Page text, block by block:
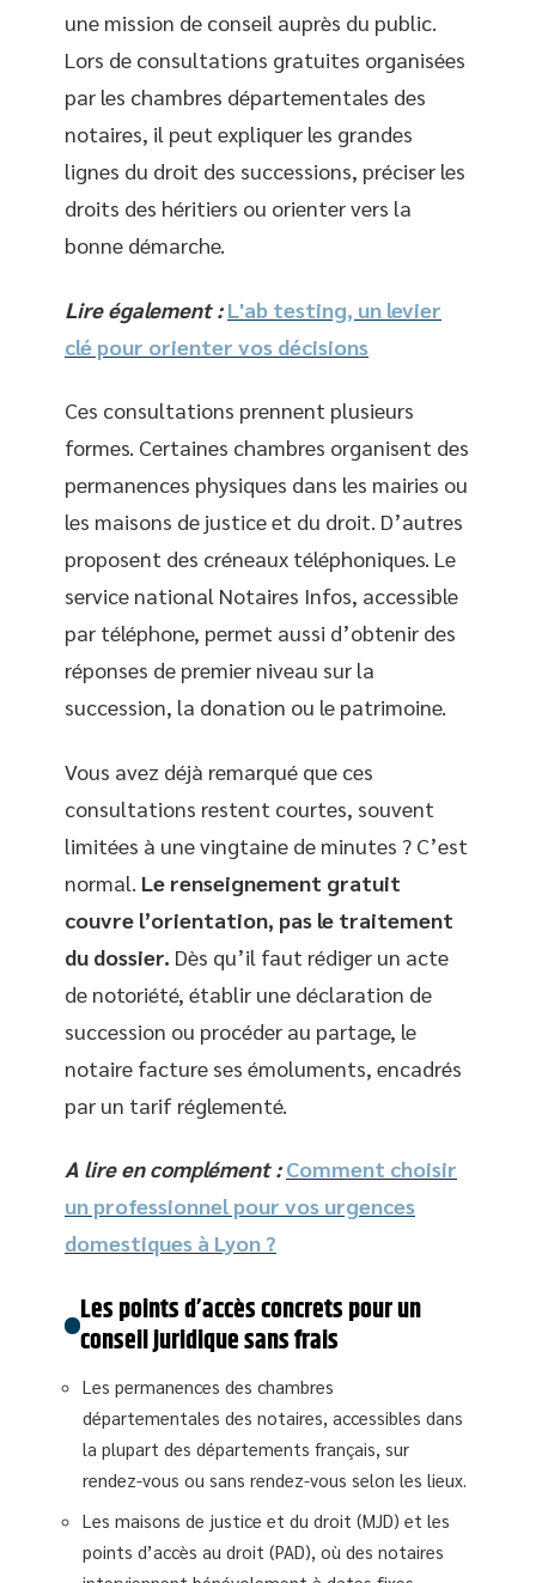
une mission de conseil auprès du public.
Lors de consultations gratuites organisées
par les chambres départementales des
notaires, il peut expliquer les grandes
lignes du droit des successions, préciser les
droits des héritiers ou orienter vers la
bonne démarche.
Lire également : L'ab testing, un levier
clé pour orienter vos décisions
Ces consultations prennent plusieurs
formes. Certaines chambres organisent des
permanences physiques dans les mairies ou
les maisons de justice et du droit. D’autres
proposent des créneaux téléphoniques. Le
service national Notaires Infos, accessible
par téléphone, permet aussi d’obtenir des
réponses de premier niveau sur la
succession, la donation ou le patrimoine.
Vous avez déjà remarqué que ces
consultations restent courtes, souvent
limitées à une vingtaine de minutes ? C’est
normal. Le renseignement gratuit
couvre l’orientation, pas le traitement
du dossier. Dès qu’il faut rédiger un acte
de notoriété, établir une déclaration de
succession ou procéder au partage, le
notaire facture ses émoluments, encadrés
par un tarif réglementé.
A lire en complément : Comment choisir
un professionnel pour vos urgences
domestiques à Lyon ?
Les points d’accès concrets pour un
conseil juridique sans frais
Les permanences des chambres
départementales des notaires, accessibles dans
la plupart des départements français, sur
rendez-vous ou sans rendez-vous selon les lieux.
Les maisons de justice et du droit (MJD) et les
points d’accès au droit (PAD), où des notaires